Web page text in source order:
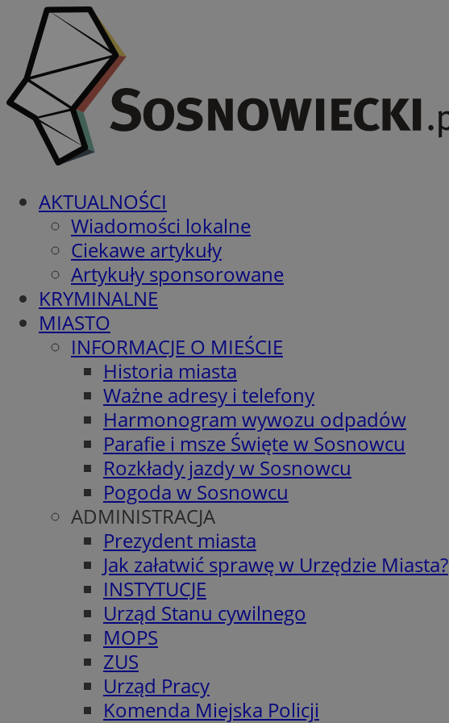
AKTUALNOŚCI
Wiadomości lokalne
Ciekawe artykuły
Artykuły sponsorowane
KRYMINALNE
MIASTO
INFORMACJE O MIEŚCIE
Historia miasta
Ważne adresy i telefony
Harmonogram wywozu odpadów
Parafie i msze Święte w Sosnowcu
Rozkłady jazdy w Sosnowcu
Pogoda w Sosnowcu
ADMINISTRACJA
Prezydent miasta
Jak załatwić sprawę w Urzędzie Miasta?
INSTYTUCJE
Urząd Stanu cywilnego
MOPS
ZUS
Urząd Pracy
Komenda Miejska Policji